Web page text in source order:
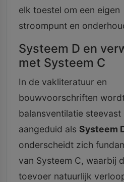
elk toestel om een eigen
stroompunt en
Systeem D en
met Systeem C
In de vakliteratuur en
bouwvoorschriften
balansventilatie steevast
aangeduid als Systeem
onderscheidt zich
van Systeem C, waarbij
toevoer natuurlijk